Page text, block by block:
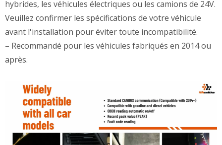
hybrides, les véhicules électriques ou les camions de 24V.
Veuillez confirmer les spécifications de votre véhicule
avant l'installation pour éviter toute incompatibilité.
– Recommandé pour les véhicules fabriqués en 2014 ou
après.